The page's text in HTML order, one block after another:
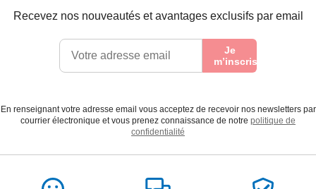
Recevez nos nouveautés et avantages exclusifs par email
Je
m’inscris
En renseignant votre adresse email vous acceptez de recevoir nos newsletters par
courrier électronique et vous prenez connaissance de notre politique de
confidentialité